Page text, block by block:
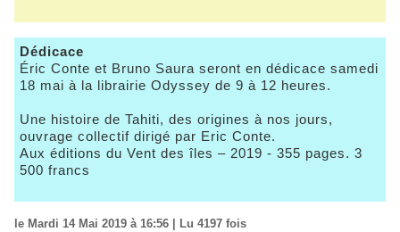
Dédicace
Éric Conte et Bruno Saura seront en dédicace samedi
18 mai à la librairie Odyssey de 9 à 12 heures.
Une histoire de Tahiti, des origines à nos jours,
ouvrage collectif dirigé par Eric Conte.
Aux éditions du Vent des îles – 2019 - 355 pages. 3
500 francs
le Mardi 14 Mai 2019 à 16:56 | Lu 4197 fois